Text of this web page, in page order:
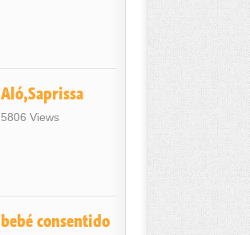
Aló,Saprissa
5806 Views
bebé consentido